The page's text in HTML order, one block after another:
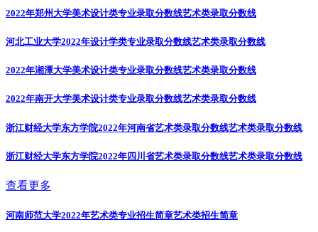
2022年郑州大学美术设计类专业录取分数线艺术类录取分数线
河北工业大学2022年设计学类专业录取分数线艺术类录取分数线
2022年湘潭大学美术设计类专业录取分数线艺术类录取分数线
2022年南开大学美术设计类专业录取分数线艺术类录取分数线
浙江财经大学东方学院2022年河南省艺术类录取分数线艺术类录取分数线
浙江财经大学东方学院2022年四川省艺术类录取分数线艺术类录取分数线
查看更多
河南师范大学2022年艺术类专业招生简章艺术类招生简章